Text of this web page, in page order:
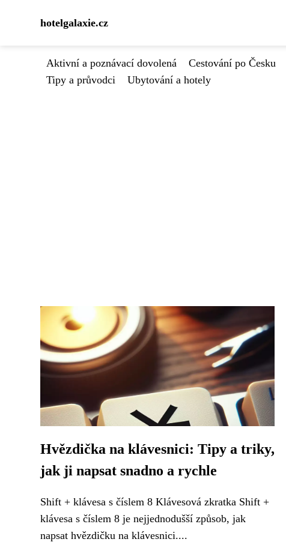
hotelgalaxie.cz
Aktivní a poznávací dovolená Cestování po Česku
Tipy a průvodci
Ubytování a hotely
Hvězdička na klávesnici: Tipy a triky,
jak ji napsat snadno a rychle
Shift + klávesa s číslem 8 Klávesová zkratka Shift +
klávesa s číslem 8 je nejjednodušší způsob, jak
napsat hvězdičku na klávesnici....